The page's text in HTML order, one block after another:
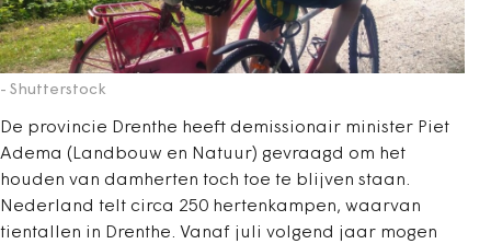
- Shutterstock
De provincie Drenthe heeft demissionair minister Piet
Adema (Landbouw en Natuur) gevraagd om het
houden van damherten toch toe te blijven staan.
Nederland telt circa 250 hertenkampen, waarvan
tientallen in Drenthe. Vanaf juli volgend jaar mogen